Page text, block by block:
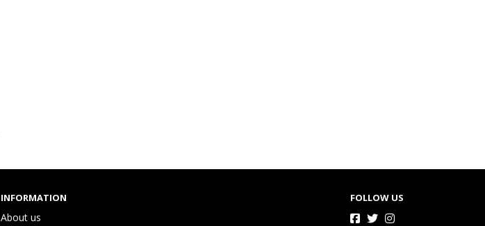
INFORMATION
About us
FOLLOW US